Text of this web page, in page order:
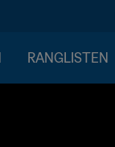
RANGLISTEN